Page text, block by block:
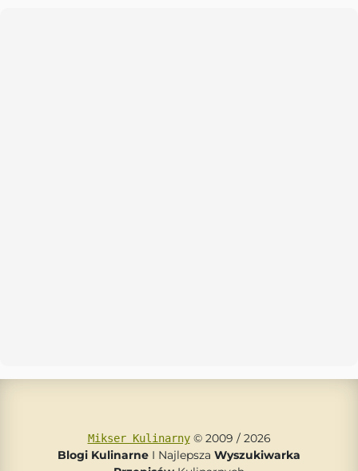
Mikser Kulinarny© 2009 / 2026
Blogi Kulinarne I Najlepsza Wyszukiwarka